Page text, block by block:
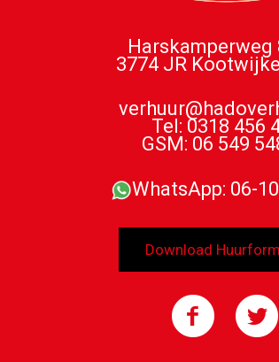
Harskamperweg
3774 JR
Tel: 0318 456
GSM: 06 549
WhatsApp: 06-
Download